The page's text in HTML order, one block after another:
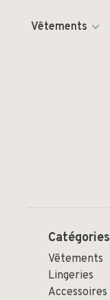
Vêtements
Catégories
Vêtements
Lingeries
Accessoires